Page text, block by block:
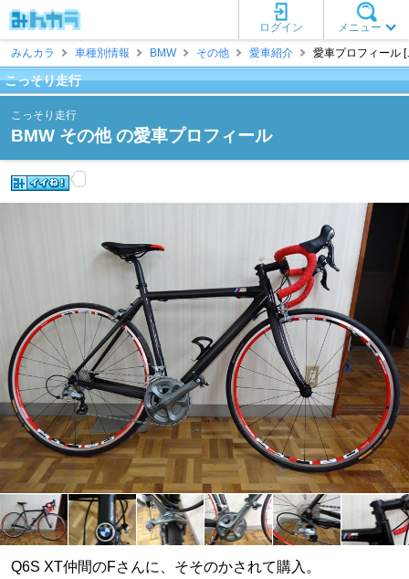
メニュー
ログイン
みんカラ
車種別情報 BMW その他 愛車紹介 愛車プロフィール
こっそり走行
こっそり走行
BMW その他 の愛車プロフィール
Q6S XT仲間のFさんに、そそのかされて購入。